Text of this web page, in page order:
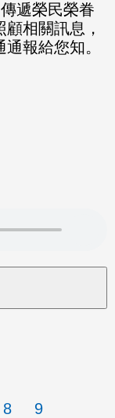
遞榮民榮眷
相關訊息，
報給您知。
8 9